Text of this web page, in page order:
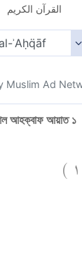
القرآن الكريم
Muslim Ad
আহক্বাফ আয়াত ১
١ )